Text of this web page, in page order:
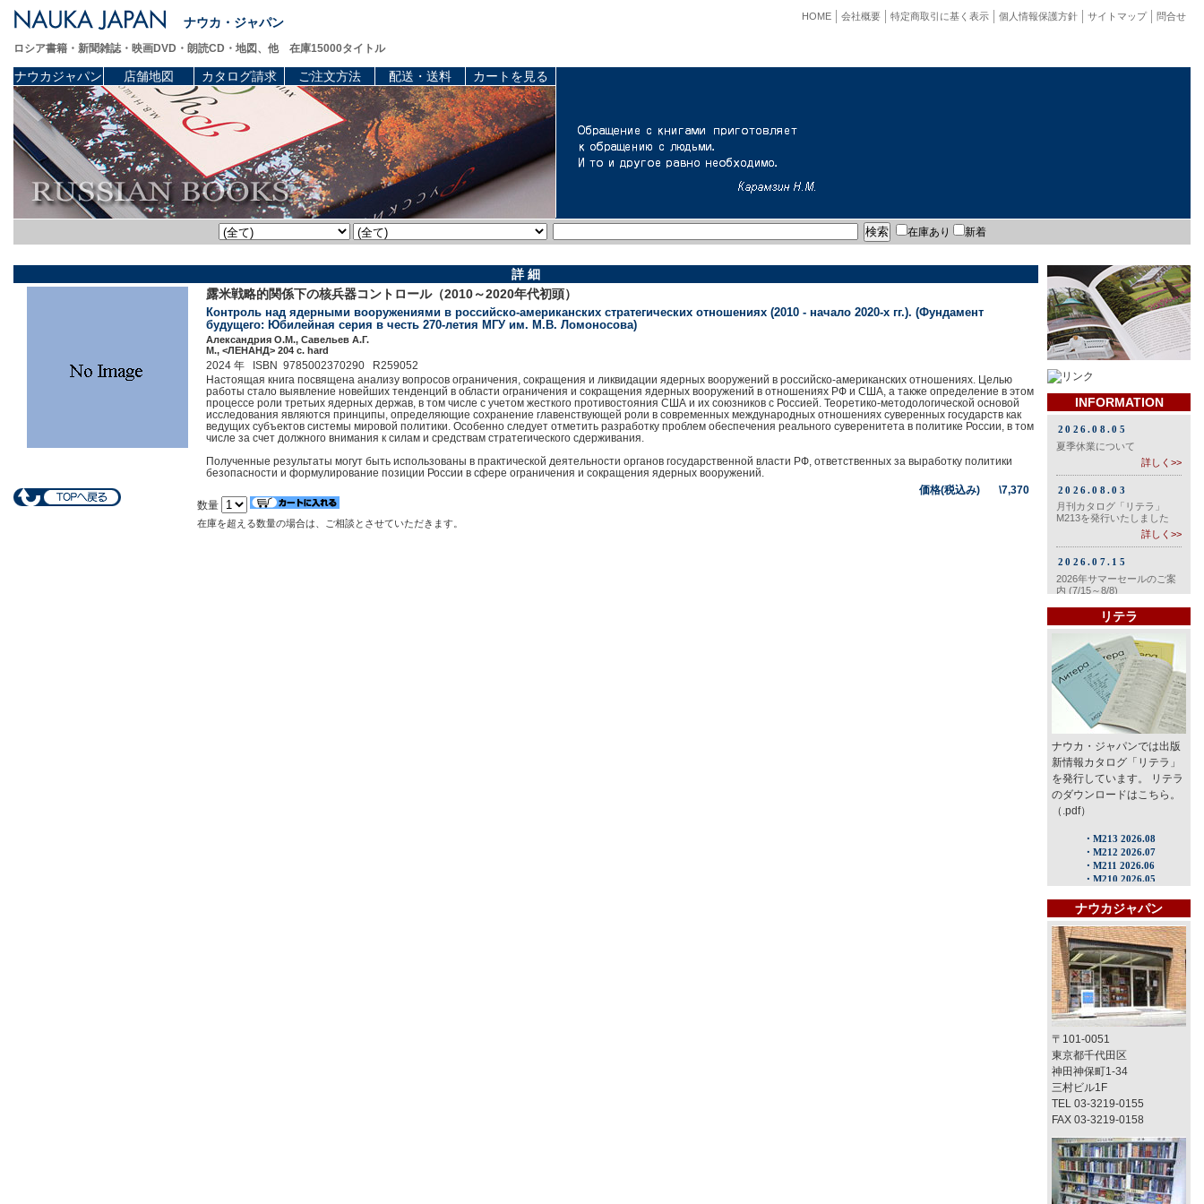
ナウカ・ジャパン 問合せ
サイトマップ
個人情報保護方針
特定商取引に基く表示
会社概要
HOME
ロシア書籍・新聞雑誌・映画DVD・朗読CD・地図、他 在庫15000タイトル
ナウカジャパン 店舗地図 カタログ請求 ご注文方法 配送・送料 カートを見る
在庫あり 新着
詳 細
露米戦略的関係下の核兵器コントロール（2010～2020年代初頭）
Контроль над ядерными вооружениями в роcсийско-американских стратегических отношениях (2010 - начало 2020-х гг.). (Фундамент
будущего: Юбилейная серия в честь 270-летия МГУ им. М.В. Ломоносова)
Александрия О.М., Савельев А.Г.
М., <ЛЕНАНД> 204 c. hard
2024 年 ISBN 9785002370290 R259052
Настоящая книга посвящена анализу вопросов ограничения, сокращения и ликвидации ядерных вооружений в российско-американских отношениях. Целью
работы стало выявление новейших тенденций в области ограничения и сокращения ядерных вооружений в отношениях РФ и США, а также определение в этом
процессе роли третьих ядерных держав, в том числе с учетом жесткого противостояния США и их союзников с Россией. Теоретико-методологической основой
исследования являются принципы, определяющие сохранение главенствующей роли в современных международных отношениях суверенных государств как
ведущих субъектов системы мировой политики. Особенно следует отметить разработку проблем обеспечения реального суверенитета в политике России, в том
числе за счет должного внимания к силам и средствам стратегического сдерживания.
Полученные результаты могут быть использованы в практической деятельности органов государственной власти РФ, ответственных за выработку политики
безопасности и формулирование позиции России в сфере ограничения и сокращения ядерных вооружений.
価格(税込み) \7,370
数量
在庫を超える数量の場合は、ご相談とさせていただきます。
INFORMATION
リテラ
ナウカ・ジャパンでは出版
新情報カタログ「リテラ」
を発行しています。 リテラ
のダウンロードはこちら。
（.pdf）
ナウカジャパン
〒101-0051
東京都千代田区
神田神保町1-34
三村ビル1F
TEL 03-3219-0155
FAX 03-3219-0158